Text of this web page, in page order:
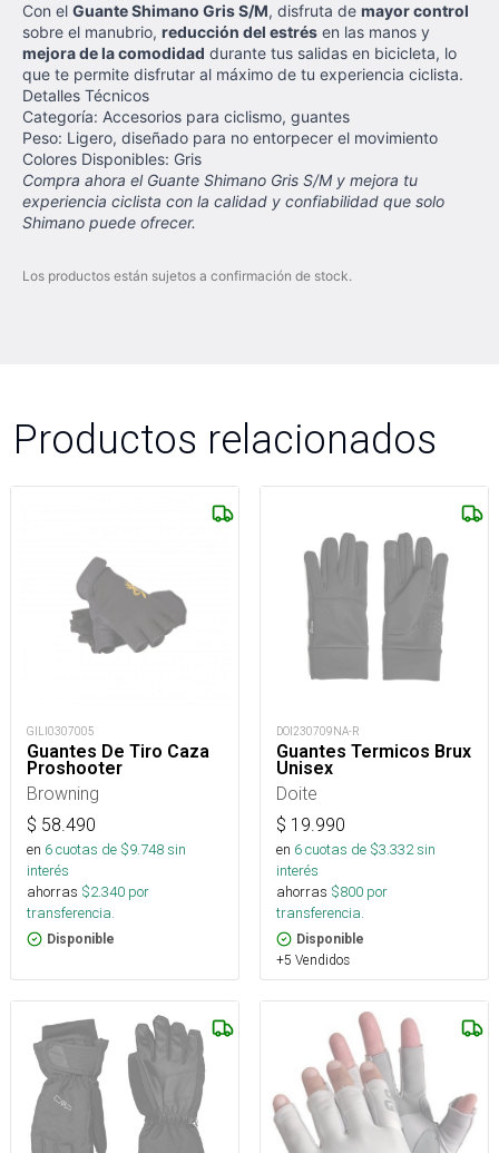
Con el Guante Shimano Gris S/M, disfruta de mayor control
sobre el manubrio, reducción del estrés en las manos y
mejora de la comodidad durante tus salidas en bicicleta, lo
que te permite disfrutar al máximo de tu experiencia ciclista.
Detalles Técnicos
Categoría: Accesorios para ciclismo, guantes
Peso: Ligero, diseñado para no entorpecer el movimiento
Colores Disponibles: Gris
Compra ahora el Guante Shimano Gris S/M y mejora tu
experiencia ciclista con la calidad y confiabilidad que solo
Shimano puede ofrecer.
Los productos están sujetos a confirmación de stock.
Productos relacionados
GILI0307005
Guantes De Tiro Caza
Proshooter
Browning
$ 58.490
en 6cuotas de $9.748sin
interés
ahorras $2.340 por
transferencia.
Disponible
DOI230709NA-R
Guantes Termicos Brux
Unisex
Doite
$ 19.990
en 6cuotas de $3.332sin
interés
ahorras $800 por
transferencia.
Disponible
+5 Vendidos